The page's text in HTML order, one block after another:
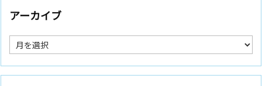
アーカイブ
ア
ー
カ
イ